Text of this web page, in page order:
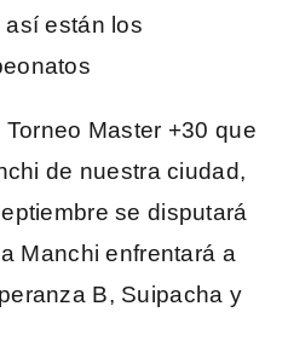
Master +30 que
de nuestra ciudad,
se disputará
Manchi enfrentará a
B, Suipacha y